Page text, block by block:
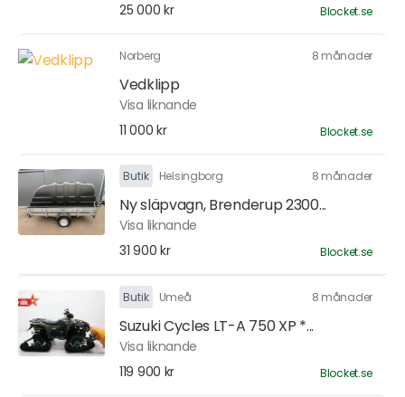
25 000 kr
Blocket.se
Norberg 8 månader
Vedklipp
Visa liknande
11 000 kr
Blocket.se
Butik Helsingborg 8 månader
Ny släpvagn, Brenderup 2300...
Visa liknande
31 900 kr
Blocket.se
Butik Umeå 8 månader
Suzuki Cycles LT-A 750 XP *...
Visa liknande
119 900 kr
Blocket.se